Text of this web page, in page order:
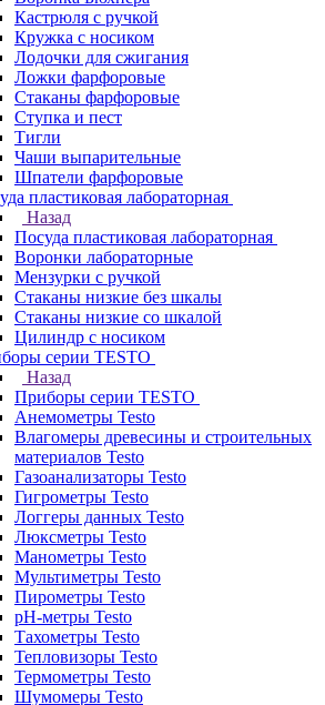
Кастрюля с ручкой
Кружка с носиком
Лодочки для сжигания
Ложки фарфоровые
Стаканы фарфоровые
Ступка и пест
Тигли
Чаши выпарительные
Шпатели фарфоровые
пластиковая лабораторная
Назад
Посуда пластиковая лабораторная
Воронки лабораторные
Мензурки с ручкой
Стаканы низкие без шкалы
Стаканы низкие со шкалой
Цилиндр с носиком
серии TESTO
Назад
Приборы серии TESTO
Анемометры Testo
Влагомеры древесины и строительных
материалов Testo
Газоанализаторы Testo
Гигрометры Testo
Логгеры данных Testo
Люксметры Testo
Манометры Testo
Мультиметры Testo
Пирометры Testo
pH-метры Testo
Тахометры Testo
Тепловизоры Testo
Термометры Testo
Шумомеры Testo